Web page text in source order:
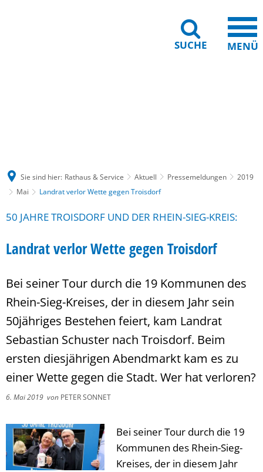
SUCHE MENÜ
Sie sind hier: Rathaus & Service Aktuell Pressemeldungen
2019
Mai
Landrat verlor Wette gegen Troisdorf
50 JAHRE TROISDORF UND DER RHEIN-SIEG-KREIS:
Landrat verlor Wette gegen Troisdorf
Bei seiner Tour durch die 19 Kommunen des
Rhein-Sieg-Kreises, der in diesem Jahr sein
50jähriges Bestehen feiert, kam Landrat
Sebastian Schuster nach Troisdorf. Beim
ersten diesjährigen Abendmarkt kam es zu
einer Wette gegen die Stadt. Wer hat verloren?
6. Mai 2019 von PETER SONNET
Bei seiner Tour durch die 19
Kommunen des Rhein-Sieg-
Kreises, der in diesem Jahr